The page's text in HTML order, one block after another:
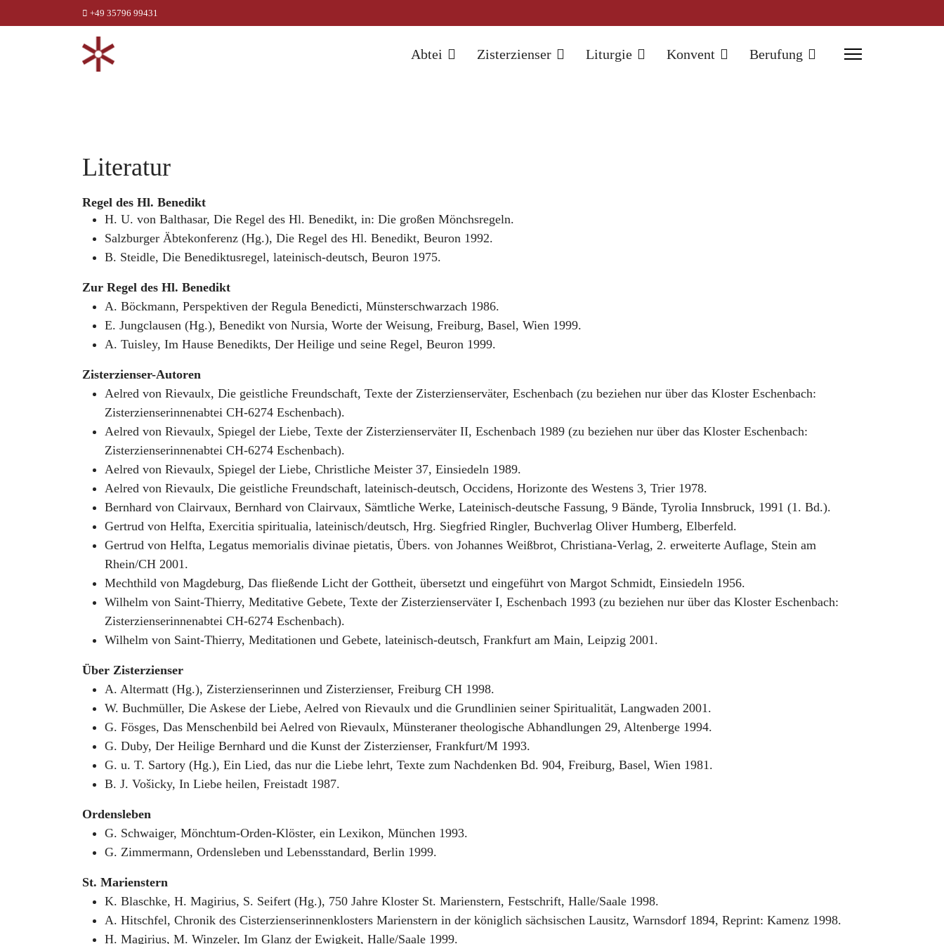
+49 35796 99431
Abtei Zisterzienser Liturgie Konvent Berufung
Literatur
Regel des Hl. Benedikt
H. U. von Balthasar, Die Regel des Hl. Benedikt, in: Die großen Mönchsregeln.
Salzburger Äbtekonferenz (Hg.), Die Regel des Hl. Benedikt, Beuron 1992.
B. Steidle, Die Benediktusregel, lateinisch-deutsch, Beuron 1975.
Zur Regel des Hl. Benedikt
A. Böckmann, Perspektiven der Regula Benedicti, Münsterschwarzach 1986.
E. Jungclausen (Hg.), Benedikt von Nursia, Worte der Weisung, Freiburg, Basel, Wien 1999.
A. Tuisley, Im Hause Benedikts, Der Heilige und seine Regel, Beuron 1999.
Zisterzienser-Autoren
Aelred von Rievaulx, Die geistliche Freundschaft, Texte der Zisterzienserväter, Eschenbach (zu beziehen nur über das Kloster Eschenbach:
Zisterzienserinnenabtei CH-6274 Eschenbach).
Aelred von Rievaulx, Spiegel der Liebe, Texte der Zisterzienserväter II, Eschenbach 1989 (zu beziehen nur über das Kloster Eschenbach:
Zisterzienserinnenabtei CH-6274 Eschenbach).
Aelred von Rievaulx, Spiegel der Liebe, Christliche Meister 37, Einsiedeln 1989.
Aelred von Rievaulx, Die geistliche Freundschaft, lateinisch-deutsch, Occidens, Horizonte des Westens 3, Trier 1978.
Bernhard von Clairvaux, Bernhard von Clairvaux, Sämtliche Werke, Lateinisch-deutsche Fassung, 9 Bände, Tyrolia Innsbruck, 1991 (1. Bd.).
Gertrud von Helfta, Exercitia spiritualia, lateinisch/deutsch, Hrg. Siegfried Ringler, Buchverlag Oliver Humberg, Elberfeld.
Gertrud von Helfta, Legatus memorialis divinae pietatis, Übers. von Johannes Weißbrot, Christiana-Verlag, 2. erweiterte Auflage, Stein am
Rhein/CH 2001.
Mechthild von Magdeburg, Das fließende Licht der Gottheit, übersetzt und eingeführt von Margot Schmidt, Einsiedeln 1956.
Wilhelm von Saint-Thierry, Meditative Gebete, Texte der Zisterzienserväter I, Eschenbach 1993 (zu beziehen nur über das Kloster Eschenbach:
Zisterzienserinnenabtei CH-6274 Eschenbach).
Wilhelm von Saint-Thierry, Meditationen und Gebete, lateinisch-deutsch, Frankfurt am Main, Leipzig 2001.
Über Zisterzienser
A. Altermatt (Hg.), Zisterzienserinnen und Zisterzienser, Freiburg CH 1998.
W. Buchmüller, Die Askese der Liebe, Aelred von Rievaulx und die Grundlinien seiner Spiritualität, Langwaden 2001.
G. Fösges, Das Menschenbild bei Aelred von Rievaulx, Münsteraner theologische Abhandlungen 29, Altenberge 1994.
G. Duby, Der Heilige Bernhard und die Kunst der Zisterzienser, Frankfurt/M 1993.
G. u. T. Sartory (Hg.), Ein Lied, das nur die Liebe lehrt, Texte zum Nachdenken Bd. 904, Freiburg, Basel, Wien 1981.
B. J. Vošicky, In Liebe heilen, Freistadt 1987.
Ordensleben
G. Schwaiger, Mönchtum-Orden-Klöster, ein Lexikon, München 1993.
G. Zimmermann, Ordensleben und Lebensstandard, Berlin 1999.
St. Marienstern
K. Blaschke, H. Magirius, S. Seifert (Hg.), 750 Jahre Kloster St. Marienstern, Festschrift, Halle/Saale 1998.
A. Hitschfel, Chronik des Cisterzienserinnenklosters Marienstern in der königlich sächsischen Lausitz, Warnsdorf 1894, Reprint: Kamenz 1998.
H. Magirius, M. Winzeler, Im Glanz der Ewigkeit, Halle/Saale 1999.